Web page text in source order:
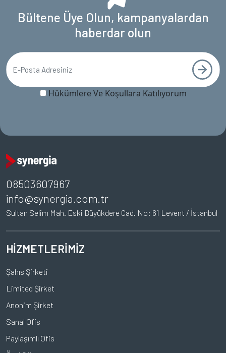
Bültene Üye Olun, kampanyalardan
haberdar olun
Hükümlere Ve Koşullara Katılıyorum
08503607967
info@synergia.com.tr
Sultan Selim Mah. Eski Büyükdere Cad. No: 61 Levent / İstanbul
HİZMETLERİMİZ
Şahıs Şirketi
Limited Şirket
Anonim Şirket
Sanal Ofis
Paylaşımlı Ofis